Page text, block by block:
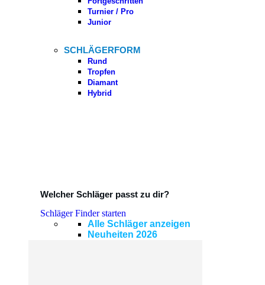
Turnier / Pro
Junior
SCHLÄGERFORM
Rund
Tropfen
Diamant
Hybrid
Welcher Schläger passt zu dir?
Schläger Finder starten
Alle Schläger anzeigen
Neuheiten 2026